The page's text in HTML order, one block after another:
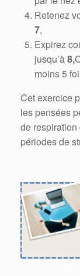
Retenez
7,
Expirez
jusqu’à8,
moins 5
Cet exercice
les pensées
de respiration
périodes de